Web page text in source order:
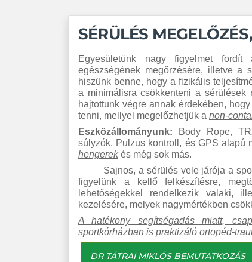
SÉRÜLÉS
Egyesületünk nagy figyelmet fordít
egészségének megőrzésére, illetve a
hiszünk benne, hogy a fizikális
a minimálisra csökkenteni a sérülések
hajtottunk végre annak érdekében,
tenni, mellyel megelőzhetjük a non-
Eszközállományunk: Body Rope,
súlyzók, Pulzus kontroll, és GPS alapú
hengerekés még sok más.
Sajnos, a sérülés vele járója a
figyelünk a kellő felkészítésre,
lehetőségekkel rendelkezik valaki,
kezelésére, melyek nagymértékben
A hatékony segítségadás miatt,
sportkórházban is praktizáló ortopéd-
DR TÁTRAI MIKLÓS BEMUTATKOZÁS